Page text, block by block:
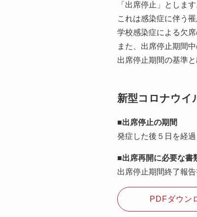
「出席停止」とします
これは感染症に伴う
学校感染症による欠
また、出席停止期間
出席停止期間の基準
新型コロナウイ
■出席停止の期間
発症した後５日を経
■出席再開に必要な書
出席停止期間終了報告
PDFダウン